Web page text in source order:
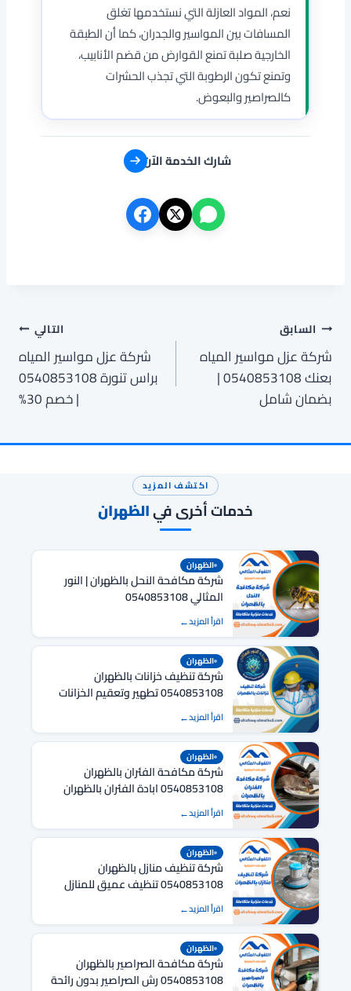
نعم، المواد العازلة التي نستخدمها تغلق
المسافات بين المواسير والجدران، كما أن الطبقة
الخارجية صلبة تمنع القوارض من قضم الأنابيب،
وتمنع تكون الرطوبة التي تجذب الحشرات
كالصراصير والبعوض.
شارك الخدمة الآن
تصفّح
المقالات
السابق
شركة عزل مواسير المياه
بعنك 0540853108 |
بضمان شامل
التالي
شركة عزل مواسير المياه
براس تنورة 0540853108
| خصم 30%
اكتشف المزيد
خدمات أخرى فيالظهران
الظهران
شركة مكافحة النحل بالظهران | النور
المثالي 0540853108
اقرأ المزيد
الظهران
شركة تنظيف خزانات بالظهران
0540853108 تطهير وتعقيم الخزانات
اقرأ المزيد
الظهران
شركة مكافحة الفئران بالظهران
0540853108 ابادة الفئران بالظهران
اقرأ المزيد
الظهران
شركة تنظيف منازل بالظهران
0540853108 تنظيف عميق للمنازل
اقرأ المزيد
الظهران
شركة مكافحة الصراصير بالظهران
0540853108 رش الصراصير بدون رائحة